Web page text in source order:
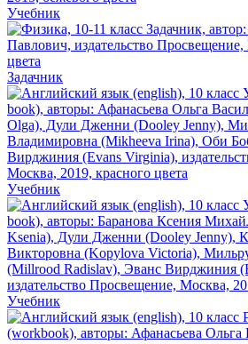
Учебник
Задачник
Учебник
Учебник